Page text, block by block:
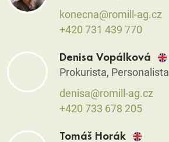
konecna@romill-ag.cz
+420 731 439 770
Denisa Vopálková
Prokurista, Personalista
denisa@romill-ag.cz
+420 733 678 205
Tomáš Horák